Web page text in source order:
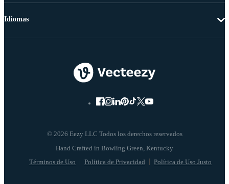
© 2026 Eezy LLC Todos los derechos reservados
Términos de Uso Política de Privacidad Política de Uso Justo
Idiomas